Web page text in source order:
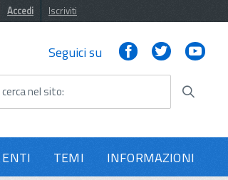
Accedi Iscriviti
Seguici su FacebookTwitter
cerca nel sito
ENTI TEMI INFORMAZIONI